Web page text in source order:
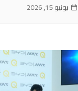
يونيو 15, 2026